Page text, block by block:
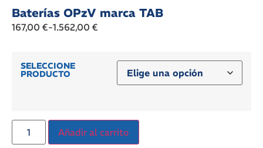
Baterías OPzV marca TAB
167,00 €-1.562,00 €
SELECCIONE
PRODUCTO
Añadir al carrito